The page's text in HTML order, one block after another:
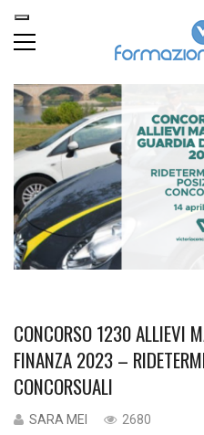
CONCORSO 1230 ALLIEVI
FINANZA 2023 –
CONCORSUALI
SARA MEI 2680